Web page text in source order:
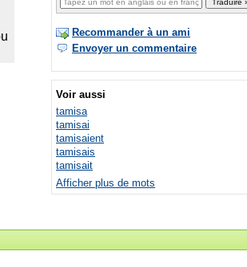
Recommander à un ami
Envoyer un commentaire
Voir aussi
tamisa
tamisai
tamisaient
tamisais
tamisait
Afficher plus de mots